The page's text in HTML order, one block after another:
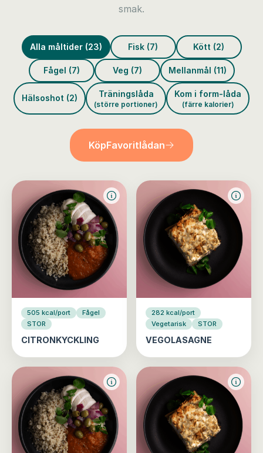
smak.
Alla måltider (23) Fisk (7) Kött (2)
Fågel (7) Veg (7) Mellanmål (11)
Hälsoshot (2) Träningslåda
(större portioner)
Kom i form-låda
(färre kalorier)
KöpFavoritlådan
505 kcal/port
Fågel
STOR
CITRONKYCKLING
282 kcal/port
Vegetarisk
STOR
VEGOLASAGNE